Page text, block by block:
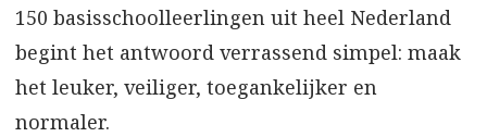
150 basisschoolleerlingen uit heel Nederland
begint het antwoord verrassend simpel: maak
het leuker, veiliger, toegankelijker en
normaler.